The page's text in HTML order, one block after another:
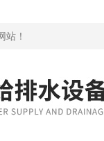
站！